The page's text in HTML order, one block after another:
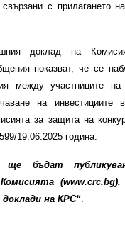
с прилагането
доклад на
показват, че се
между участниците
на инвестициите
за защита на
19.06.2025 година.
ще бъдат
(www.crc.bg),
на КРС“.